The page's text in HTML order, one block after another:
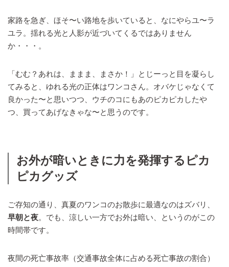
家路を急ぎ、ほそ〜い路地を歩いていると、なにやらユ〜ラ
ユラ。揺れる光と人影が近づいてくるではありません
か・・・。
「むむ？あれは、ままま、まさか！」とじーっと目を凝らし
てみると、ゆれる光の正体はワンコさん。オバケじゃなくて
良かった〜と思いつつ、ウチのコにもあのピカピカしたや
つ、買ってあげなきゃな〜と思うのです。
お外が暗いときに力を発揮するピカ
ピカグッズ
ご存知の通り、真夏のワンコのお散歩に最適なのはズバリ、
早朝と夜。でも、涼しい一方でお外は暗い、というのがこの
時間帯です。
夜間の死亡事故率（交通事故全体に占める死亡事故の割合）